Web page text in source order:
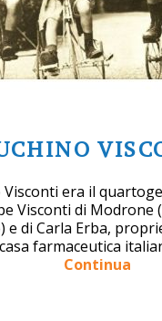
Visconti era il
Visconti di Modrone
e di Carla Erba,
farmaceutica
Continua